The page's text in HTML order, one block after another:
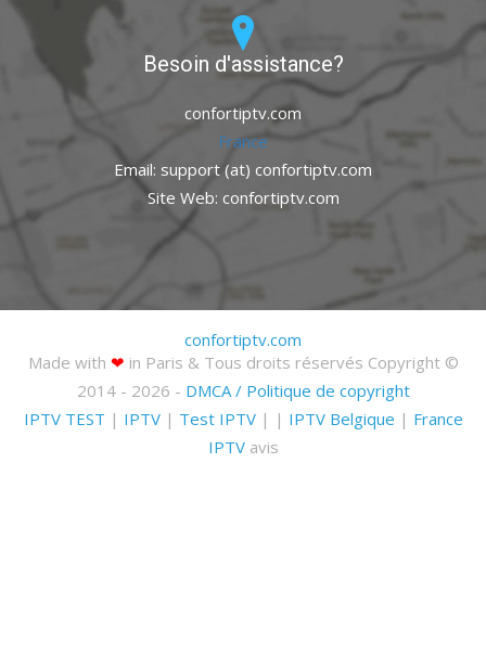
Besoin d'assistance?
confortiptv.com
France
Email: support (at) confortiptv.com
Site Web: confortiptv.com
confortiptv.com
Made with ❤ in Paris & Tous droits réservés Copyright ©
2014 - 2026 - DMCA / Politique de copyright
IPTV TEST | IPTV| Test IPTV| | IPTV Belgique | France
IPTVavis